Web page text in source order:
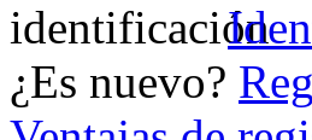
¿Es nuevo?